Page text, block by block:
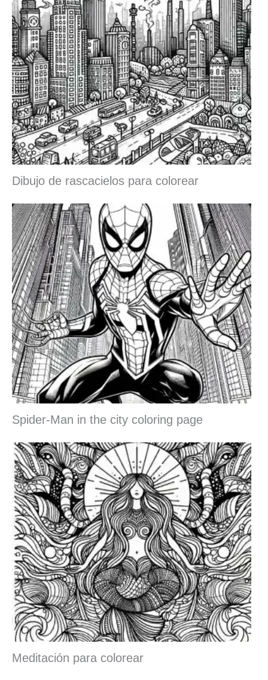
Dibujo de rascacielos para colorear
Spider-Man in the city coloring page
Meditación para colorear